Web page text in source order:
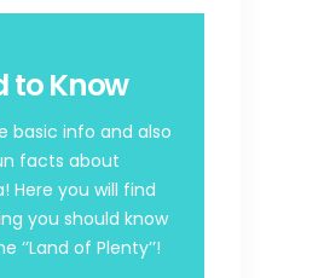
to Know
basic info and also
facts about
Here you will find
you should know
‘’Land of Plenty’’!